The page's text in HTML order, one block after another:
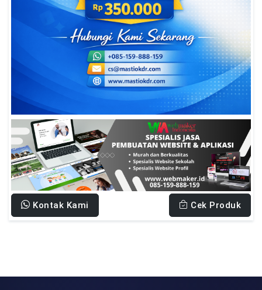
Kontak Kami Cek Produk